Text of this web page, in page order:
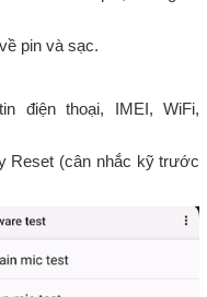
pin và sạc.
điện thoại, IMEI, WiFi,
Reset (cân nhắc kỹ trước